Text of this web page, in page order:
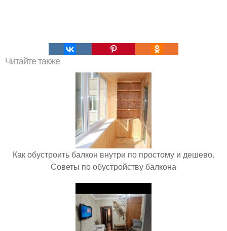
Читайте также
Как обустроить балкон внутри по простому и дешево.
Советы по обустройству балкона